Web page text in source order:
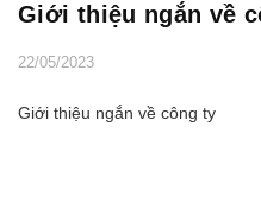
Giới thiệu ngắn về
22/05/2023
Giới thiệu ngắn về công ty